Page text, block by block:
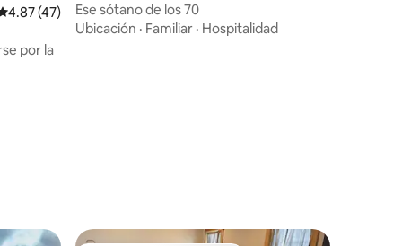
promedio: 4.87 de 5, 47 reseñas
4.87 (47)
por la
Ese sótano de los 70
Ubicación · Familiar · Hospitalidad